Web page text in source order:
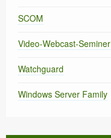
SCOM
Video-Webcast-Seminer
Watchguard
Windows Server Family